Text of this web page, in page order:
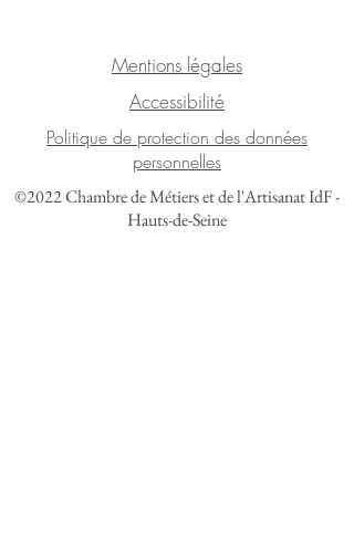
Mentions légales
Accessibilité
Politique de protection des données
personnelles
©2022 Chambre de Métiers et de l'Artisanat IdF -
Hauts-de-Seine